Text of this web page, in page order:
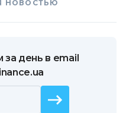
НОВОСТЬЮ
за день в email